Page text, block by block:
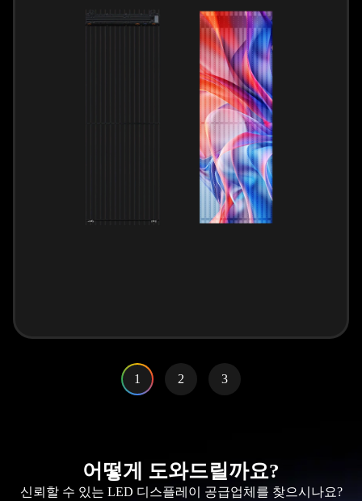
1 2 3
어떻게 도와드릴까요?
신뢰할 수 있는 LED 디스플레이 공급업체를 찾으시나요?